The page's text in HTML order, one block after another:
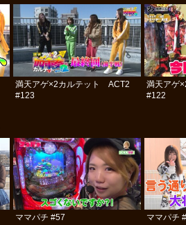
満天アゲ×2カルテット ACT2
#123
満天アゲ
#122
ママパチ #57 ママパチ